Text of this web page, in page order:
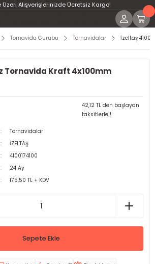
Üzeri Alışverişlerinizde Ücretsiz Kargo!
Tornavida Gurubu Tornavidalar İzeltaş 4100
Tornavida Kraft 4x100mm
42,12 TL den başlayan
taksitlerle!!
Tornavidalar
İZELTAŞ
4100174100
24 Ay
175,50 TL + KDV
Sepete Ekle